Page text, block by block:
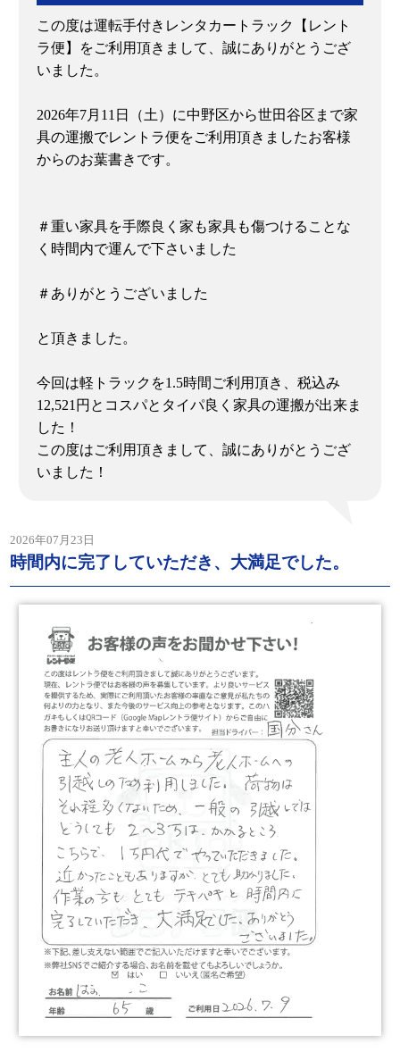
この度は運転手付きレンタカートラック【レント
ラ便】をご利用頂きまして、誠にありがとうござ
いました。
2026年7月11日（土）に中野区から世田谷区まで家
具の運搬でレントラ便をご利用頂きましたお客様
からのお葉書きです。
＃重い家具を手際良く家も家具も傷つけることな
く時間内で運んで下さいました
＃ありがとうございました
と頂きました。
今回は軽トラックを1.5時間ご利用頂き、税込み
12,521円とコスパとタイパ良く家具の運搬が出来ま
した！
この度はご利用頂きまして、誠にありがとうござ
いました！
2026年07月23日
時間内に完了していただき、大満足でした。